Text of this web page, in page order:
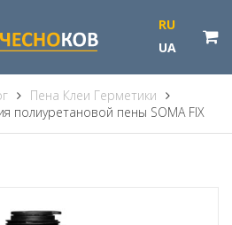
RU
UA
Пена Клеи Герметики
полиуретановой пены SOMA FIX